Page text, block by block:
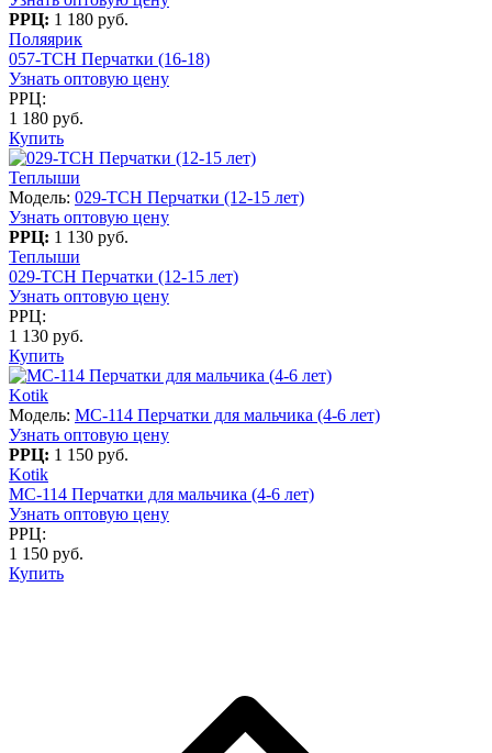
РРЦ: 1 180 руб.
Поляярик
057-TCH Перчатки (16-18)
Узнать оптовую цену
РРЦ:
1 180 руб.
Купить
Теплыши
Модель: 029-TCH Перчатки (12-15 лет)
Узнать оптовую цену
РРЦ: 1 130 руб.
Теплыши
029-TCH Перчатки (12-15 лет)
Узнать оптовую цену
РРЦ:
1 130 руб.
Купить
Kotik
Модель: MC-114 Перчатки для мальчика (4-6 лет)
Узнать оптовую цену
РРЦ: 1 150 руб.
Kotik
MC-114 Перчатки для мальчика (4-6 лет)
Узнать оптовую цену
РРЦ:
1 150 руб.
Купить